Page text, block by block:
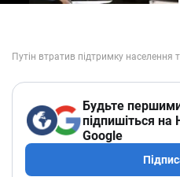
Будьте
підпишіться на
Google